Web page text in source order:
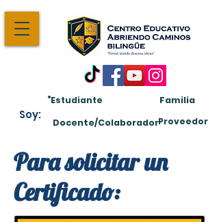
Estudiante
Docente/Colaborador
Familia
Proveedor
Soy:
Para solicitar un
Certificado: